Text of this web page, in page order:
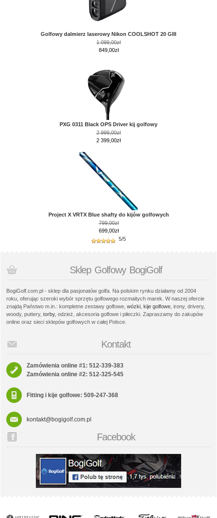
Golfowy dalmierz laserowy Nikon COOLSHOT 20 GIII
1 099,00zł
849,00zł
PXG 0311 Black OPS Driver kij golfowy
2 999,00zł
2 399,00zł
Project X VRTX Blue shafty do kijów golfowych
799,00zł
699,00zł
5/5
Sklep Golfowy BogiGolf
BogiGolf.com.pl - sklep dla pasjonatów golfa. Na polskim rynku działamy od 2004
roku, oferując szeroki wybór sprzętu golfowego rozmaitych marek. W naszej ofercie
znajdą Państwo m.in.: kompletne zestawy golfowe, wózki kije golfowe , irony, drivery,
woody, puttery, torby, odzież, akcesoria golfowe i piłeczki. Zapraszamy do zakupów
online oraz sieci sklepów golfowych w całej Polsce.
Kontakt
Zamówienia online #1: 512-339-383
Zamówienia online #2: 512-325-545
Fitting i kije golfowe: 509-247-368
kontakt@bogigolf.com.pl
Facebook